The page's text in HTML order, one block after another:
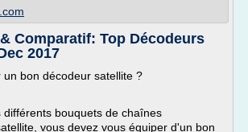
Comparatif: Top Décodeurs
2017
un bon décodeur satellite ?
différents bouquets de chaînes
vous devez vous équiper d'un bon